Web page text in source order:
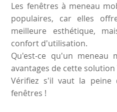
Les fenêtres à meneau
populaires, car elles
meilleure esthétique,
confort d'utilisation.
Qu'est-ce qu'un meneau
avantages de cette solution
Vérifiez s'il vaut la peine
fenêtres !